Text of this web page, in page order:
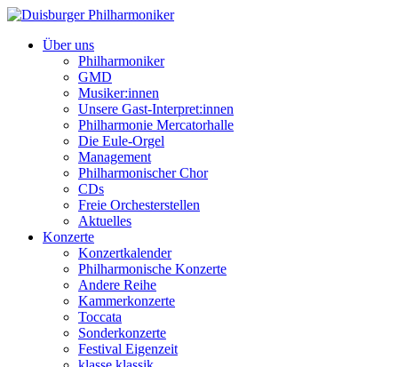
Über uns
Philharmoniker
GMD
Musiker:innen
Unsere Gast-Interpret:innen
Philharmonie Mercatorhalle
Die Eule-Orgel
Management
Philharmonischer Chor
CDs
Freie Orchesterstellen
Aktuelles
Konzerte
Konzertkalender
Philharmonische Konzerte
Andere Reihe
Kammerkonzerte
Toccata
Sonderkonzerte
Festival Eigenzeit